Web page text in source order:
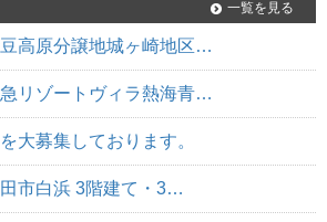
一覧を見る
高原分譲地城ヶ崎地区…
リゾートヴィラ熱海青…
大募集しております。
市白浜 3階建て・3…